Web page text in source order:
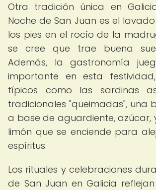
Otra tradición única en
Noche de San Juan es el
los pies en el rocío de la
se cree que trae buena
Además, la gastronomía
importante en esta
típicos como las sardinas
tradicionales "queimadas", una
a base de aguardiente, azúcar,
limón que se enciende para
espíritus.
Los rituales y celebraciones
de San Juan en Galicia